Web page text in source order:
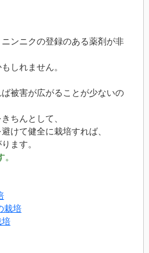
ンニクの登録のある薬剤が非
しれません。
被害が広がることが少ないの
ちんとして、
けて健全に栽培すれば、
ます。
栽培
培